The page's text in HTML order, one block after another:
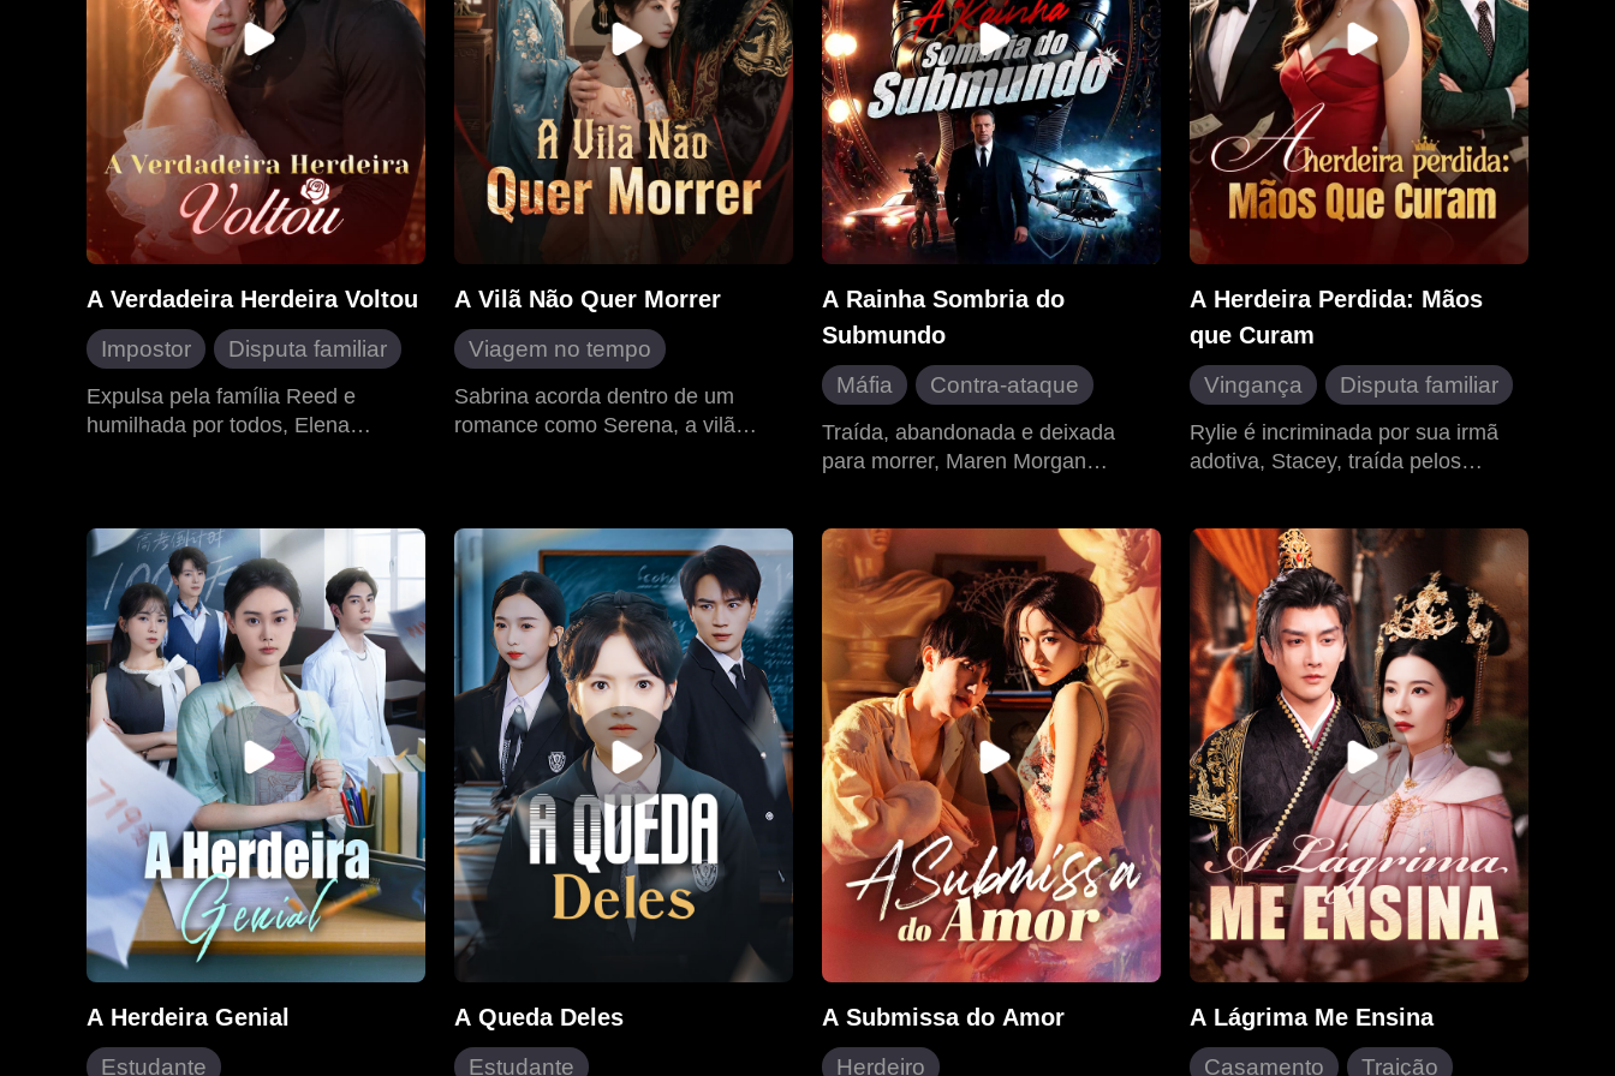
A Verdadeira Herdeira Voltou
Impostor
Disputa familiar
Contra-ataque
Identidades ocultas
Expulsa pela família Reed e
humilhada por todos, Elena
milhares. Quando descobre que
pertence à poderosa família
Harper, sua verdadeira identidade
vem à tona. Enquanto seus
inimigos pagam por seus erros,
Elena encontra o amor ao lado de
Wesley, o herdeiro que sempre
esteve ao seu lado.
A Vilã Não Quer Morrer
Viagem no tempo
Princesa
Perseguindo o marido
Sabrina acorda dentro de um
romance como Serena, a vilã
enfrenta conspirações da realeza
usando sua inteligência e
conhecimento do futuro. Enquanto
derruba inimigos e conquista seu
espaço, Axel percebe que já não
consegue deixá-la partir.
A Rainha Sombria do
Submundo
Máfia
Contra-ataque
Heroína inspiradora
Assassino
Militar
Traída, abandonada e deixada
para morrer, Maren Morgan
abruptamente o noivado, aniquila
seus inimigos sem piedade,
recupera a fortuna da família e
recupera o controle absoluto da
máfia internacional, que é
legitimamente seu. Ninguém vê
sua verdadeira força, até que ela
os faz pagar caro por cada traição.
A Herdeira Perdida: Mãos
que Curam
Vingança
Disputa familiar
Contra-ataque
Heroína inspiradora
Rylie é incriminada por sua irmã
adotiva, Stacey, traída pelos
Curam", uma lendária curandeira
da Farmácia Aetheris. Ela salva o
Almirante Brad e recebe o
emblema da família Owen — por
ser a neta perdida deles. Na
escola, humilha o ex-noivo Fred ao
fazê-lo se ajoelhar em público. Em
uma corrida na montanha, Stacey
tenta sabotá-la, mas Rylie vence e
Stacey é suspensa por cinco anos.
Mais tarde, seus irmãos pedem
perdão, mas ela não os perdoa e
se torna uma inspiração.
A Herdeira Genial
Estudante
A Queda Deles
Estudante
A Submissa do Amor
Herdeiro
A Lágrima Me Ensina
Casamento Traição